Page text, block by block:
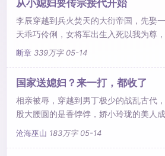
10集起，欢迎前去收听！番邦蛮夷想他
连皇帝也做局想弄死他。卫渊很慌，但
设，一
从小媳妇要传宗接代开始
李辰穿越到兵火焚天的大衍帝国，先娶
天乖巧伶俐，女将军出生入死以我为尊
国，女刺客帮我打造情报网络……再训精
奇！
断章 339万字 05-14
国家送媳妇？来一打，都收了
相亲被辱，穿越到男丁极少的战乱古代
股大腰圆的是香饽饽，娇小玲珑的美人
林小凡不客气的领了五个极品美女回家
沧海巫山 183万字 05-14